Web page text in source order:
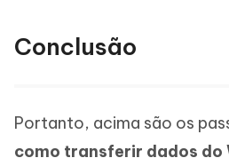
Conclusão
Portanto, acima são os
como transferir dados do